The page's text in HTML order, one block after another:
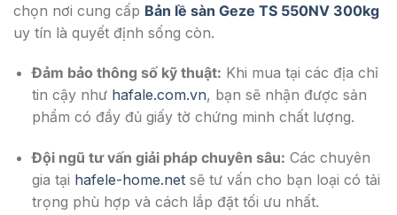
chọn nơi cung cấp Bản lề sàn Geze TS 550NV 300kg
uy tín là quyết định sống còn.
Đảm bảo thông số kỹ thuật: Khi mua tại các địa chỉ
tin cậy như hafale.com.vn, bạn sẽ nhận được sản
phẩm có đầy đủ giấy tờ chứng minh chất lượng.
Đội ngũ tư vấn giải pháp chuyên sâu: Các chuyên
gia tại hafele-home.netsẽ tư vấn cho bạn loại có tải
trọng phù hợp và cách lắp đặt tối ưu nhất.